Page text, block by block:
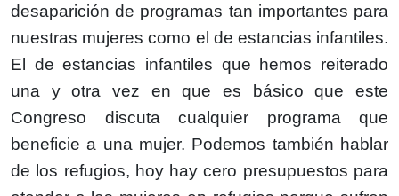
desaparición de programas tan importantes para
nuestras mujeres como el de estancias infantiles.
El de estancias infantiles que hemos reiterado
una y otra vez en que es básico que este
Congreso discuta cualquier programa que
beneficie a una mujer. Podemos también hablar
de los refugios, hoy hay cero presupuestos para